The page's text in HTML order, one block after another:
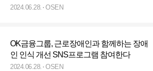
2024.06.28. OSEN
OK금융그룹, 근로장애인과 함께하는 장애
인 인식 개선 SNS프로그램 참여한다
2024.06.28. OSEN